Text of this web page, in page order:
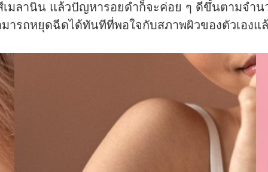
เมลานิน แล้วปัญหารอยดำก็จะค่อย ๆ ดีขึ้นตามจ
ารถหยุดฉีดได้ทันทีที่พอใจกับสภาพผิวของตัวเองแ